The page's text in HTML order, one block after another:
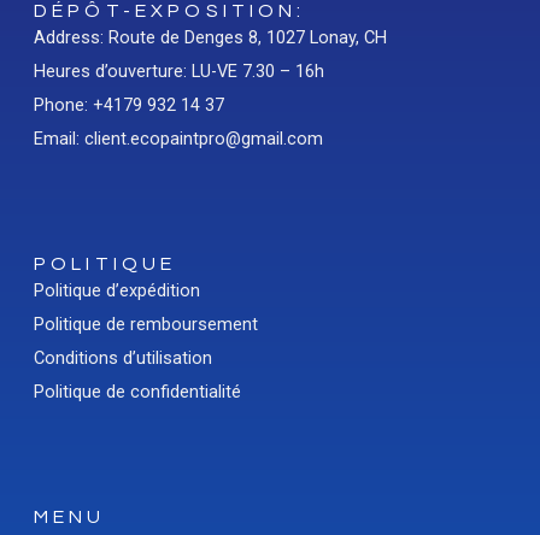
DÉPÔT-EXPOSITION:
Address: Route de Denges 8, 1027 Lonay, CH
Heures d’ouverture: LU-VE 7.30 – 16h
Phone: +4179 932 14 37
Email: client.ecopaintpro@gmail.com
POLITIQUE
Politique d’expédition
Politique de remboursement
Conditions d’utilisation
Politique de confidentialité
MENU